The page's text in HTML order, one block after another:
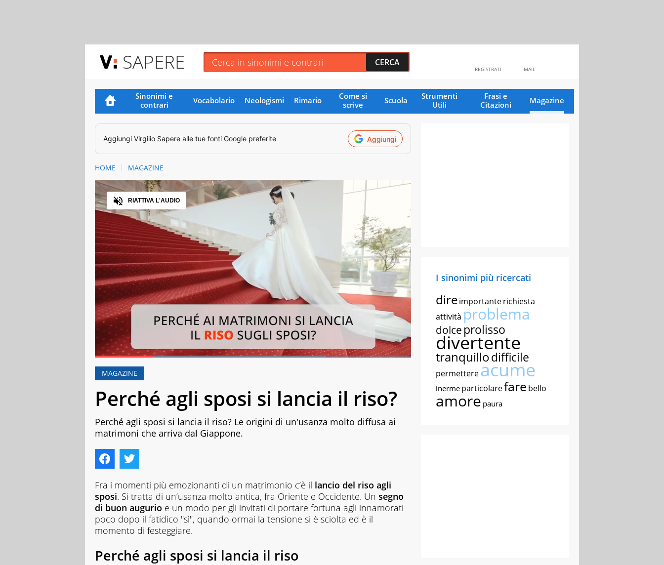
SAPERE MAIL
REGISTRATI
Sinonimi e
contrari
Vocabolario Neologismi Rimario
Come si
scrive
Scuola
Strumenti
Utili
Frasi e
Citazioni
Magazine
Aggiungi Virgilio Sapere alle tue fonti Google preferite Aggiungi
HOME MAGAZINE
PauseUnmuteCurrent Time
0:18
Loaded:73.06%
Audio
RIATTIVA L'AUDIO
MAGAZINE
Perché agli sposi si lancia il riso?
Perché agli sposi si lancia il riso? Le origini di un'usanza molto diffusa ai
matrimoni che arriva dal Giappone.
Fra i momenti più emozionanti di un matrimonio c’è il lancio del riso agli
sposi. Si tratta di un’usanza molto antica, fra Oriente e Occidente. Un segno
di buon augurio e un modo per gli invitati di portare fortuna agli innamorati
poco dopo il fatidico "sì", quando ormai la tensione si è sciolta ed è il
momento di festeggiare.
Perché agli sposi si lancia il riso
I sinonimi più ricercati
direimportanterichiesta
attività problema
dolce prolisso
divertente
tranquillodifficile
permettereacume
inerme particolarefare bello
amore paura